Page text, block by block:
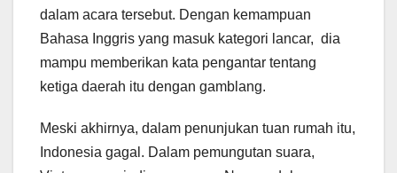
dalam acara tersebut. Dengan kemampuan
Bahasa Inggris yang masuk kategori lancar, dia
mampu memberikan kata pengantar tentang
ketiga daerah itu dengan gamblang.
Meski akhirnya, dalam penunjukan tuan rumah itu,
Indonesia gagal. Dalam pemungutan suara,